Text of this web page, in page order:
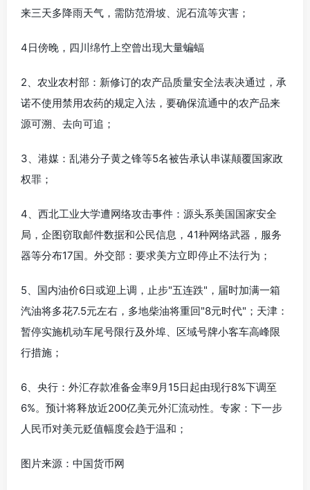
来三天多降雨天气，需防范滑坡、泥石流等灾害；
4日傍晚，四川绵竹上空曾出现大量蝙蝠
2、农业农村部：新修订的农产品质量安全法表决通过，承
诺不使用禁用农药的规定入法，要确保流通中的农产品来
源可溯、去向可追；
3、港媒：乱港分子黄之锋等5名被告承认串谋颠覆国家政
权罪；
4、西北工业大学遭网络攻击事件：源头系美国国家安全
局，企图窃取邮件数据和公民信息，41种网络武器，服务
器等分布17国。外交部：要求美方立即停止不法行为；
5、国内油价6日或迎上调，止步"五连跌"，届时加满一箱
汽油将多花7.5元左右，多地柴油将重回"8元时代"；天津：
暂停实施机动车尾号限行及外埠、区域号牌小客车高峰限
行措施；
6、央行：外汇存款准备金率9月15日起由现行8%下调至
6%。预计将释放近200亿美元外汇流动性。专家：下一步
人民币对美元贬值幅度会趋于温和；
图片来源：中国货币网